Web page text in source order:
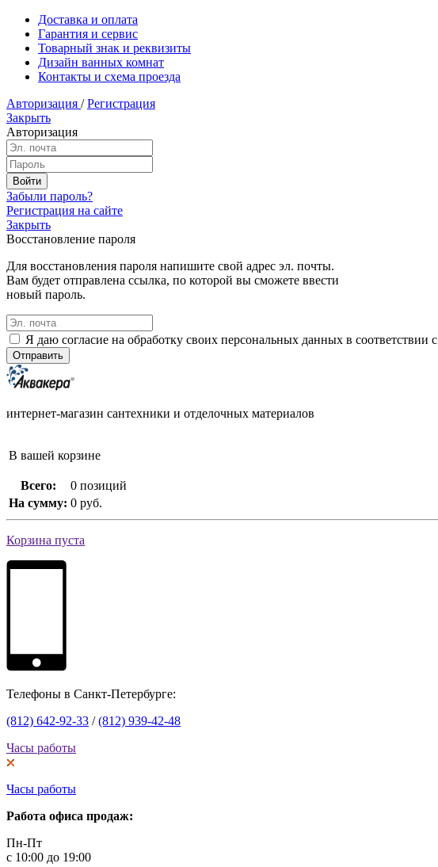
Доставка и оплата
Гарантия и сервис
Товарный знак и реквизиты
Дизайн ванных комнат
Контакты и схема проезда
Авторизация / Регистрация
Закрыть
Авторизация
Забыли пароль?
Регистрация на сайте
Закрыть
Восстановление пароля
Для восстановления пароля напишите свой адрес эл. почты.
Вам будет отправлена ссылка, по которой вы сможете ввести
новый пароль.
Я даю согласие на обработку своих персональных данных в соответствии с
интернет-магазин сантехники и отделочных материалов
В вашей корзине
Всего:
0 позиций
На сумму: 0 руб.
Корзина пуста
Телефоны в Санкт-Петербурге:
(812) 642-92-33 /(812) 939-42-48
Часы работы
Часы работы
Работа офиса продаж:
Пн-Пт
с 10:00 до 19:00